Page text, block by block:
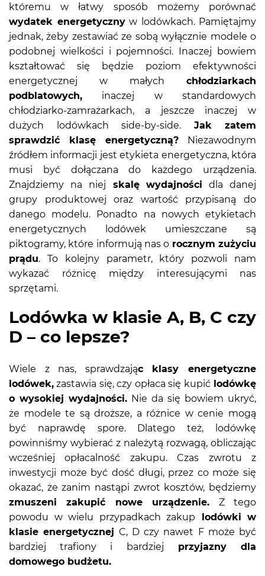
któremu w łatwy sposób możemy porównać
wydatek energetycznyw lodówkach. Pamiętajmy
jednak, żeby zestawiać ze sobą wyłącznie modele o
podobnej wielkości i pojemności. Inaczej bowiem
kształtować się będzie poziom efektywności
energetycznej w małych chłodziarkach
podblatowych, inaczej w standardowych
chłodziarko-zamrażarkach, a jeszcze inaczej w
dużych lodówkach side-by-side. Jak zatem
sprawdzić klasę energetyczną? Niezawodnym
źródłem informacji jest etykieta energetyczna, która
musi być dołączana do każdego urządzenia.
Znajdziemy na niej skalę wydajności dla danej
grupy produktowej oraz wartość przypisaną do
danego modelu. Ponadto na nowych etykietach
energetycznych lodówek umieszczane są
piktogramy, które informują nas o rocznym zużyciu
prądu. To kolejny parametr, który pozwoli nam
wykazać różnicę między interesującymi nas
sprzętami.
Lodówka w klasie A, B, C czy
D – co lepsze?
Wiele z nas, sprawdzając klasy energetyczne
lodówek, zastawia się, czy opłaca się kupićlodówkę
o wysokiej wydajności. Nie da się bowiem ukryć,
że modele te są droższe, a różnice w cenie mogą
być naprawdę spore. Dlatego też, lodówkę
powinniśmy wybierać z należytą rozwagą, obliczając
wcześniej opłacalność zakupu. Czas zwrotu z
inwestycji może być dość długi, przez co może się
okazać, że zanim nastąpi zwrot kosztów, będziemy
zmuszeni zakupić nowe urządzenie. Z tego
powodu w wielu przypadkach zakup lodówki w
klasie energetycznej C, D czy nawet F może być
bardziej trafiony i bardziej przyjazny dla
domowego budżetu.